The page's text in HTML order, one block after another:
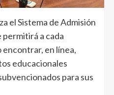
el Sistema de Admisión
permitirá a cada
en línea,
educacionales
para sus